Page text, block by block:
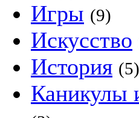
Игры (9)
Искусство
История (5)
Каникулы